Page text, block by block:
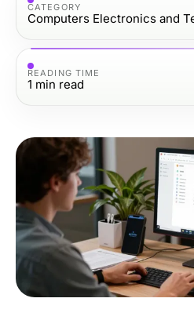
CATEGORY
Computers Electronics and
READING TIME
1 min read